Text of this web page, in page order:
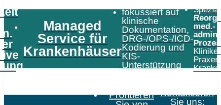
Managed
Service für
Krankenhäuser
fokussiert auf
klinische
Dokumentation,
DRG-/OPS-/ICD-
Kodierung und
KIS-
Unterstützung
med.-
Profitieren
Kontaktieren
Sie uns: